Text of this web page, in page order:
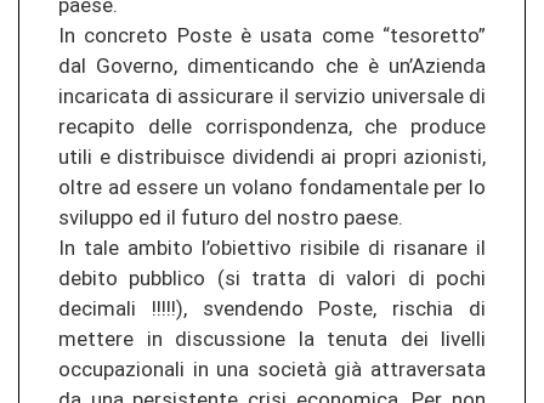
paese.
In concreto Poste è usata come “tesoretto”
dal Governo, dimenticando che è un’Azienda
incaricata di assicurare il servizio universale di
recapito delle corrispondenza, che produce
utili e distribuisce dividendi ai propri azionisti,
oltre ad essere un volano fondamentale per lo
sviluppo ed il futuro del nostro paese.
In tale ambito l’obiettivo risibile di risanare il
debito pubblico (si tratta di valori di pochi
decimali !!!!!), svendendo Poste, rischia di
mettere in discussione la tenuta dei livelli
occupazionali in una società già attraversata